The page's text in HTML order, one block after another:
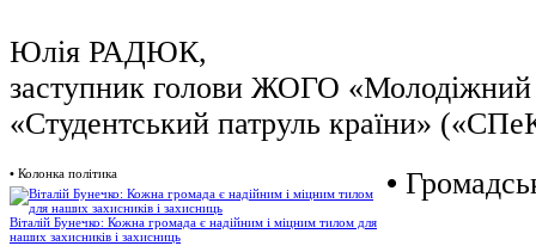
Юлія РАДЮК,
заступник голови ЖОГО «Молодіжний
«Студентський патруль країни»
• Колонка політика
Віталій Бунечко: Кожна громада є надійним і міцним тилом для
наших захисників і захисниць
•